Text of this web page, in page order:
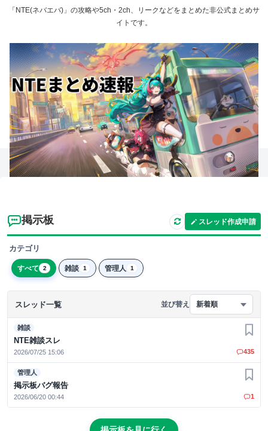
「NTE(ネバエバ)」の攻略や5ch・2ch、リークなどをまとめた非公式まとめサ
イトです。
掲示板 スレッド作成申請
カテゴリ
すべて 2 雑談 1 管理人 1
スレッド一覧 並び替え 新着順
雑談
NTE雑談スレ
2026/07/25 15:06
お気
435
管理人
掲示板バグ報告
2026/06/20 00:44
お気
1